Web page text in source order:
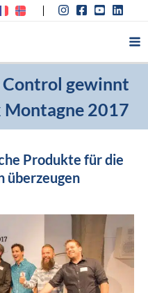
Control gewinnt
2017
Produkte für die
überzeugen